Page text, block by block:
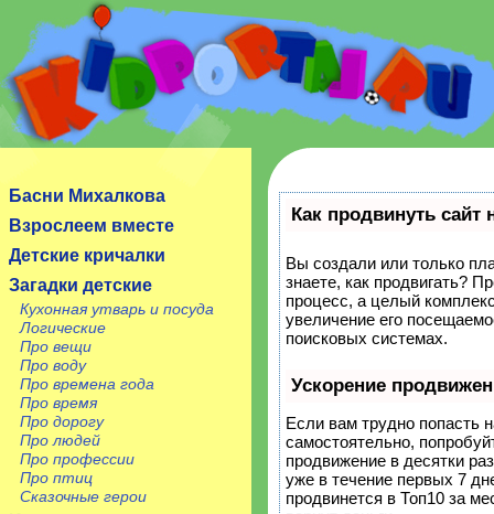
Сайт посвящен детям, их родителям, учителям и
Басни Михалкова
Взрослеем вместе
Детские кричалки
Загадки детские
Кухонная утварь и посуда
Логические
Про вещи
Про воду
Про времена года
Про время
Про дорогу
Про людей
Про профессии
Про птиц
Сказочные герои
Как продвинуть сайт
Вы создали или только
знаете, как продвигать?
процесс, а целый
увеличение его
поисковых системах.
Ускорение
Если вам трудно попасть
самостоятельно,
продвижение в десятки
уже в течение первых 7
продвинется в Топ10 за